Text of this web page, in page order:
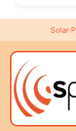
Solar